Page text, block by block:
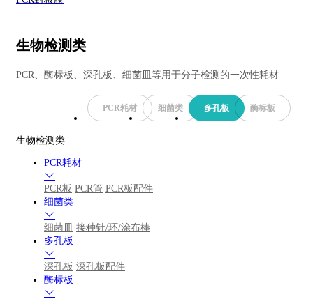
生物检测类
PCR、酶标板、深孔板、细菌皿等用于分子检测的一次性耗材
PCR耗材 细菌类 多孔板 酶标板
生物检测类
PCR耗材
PCR板 PCR管 PCR板配件
细菌类
细菌皿 接种针/环/涂布棒
多孔板
深孔板 深孔板配件
酶标板